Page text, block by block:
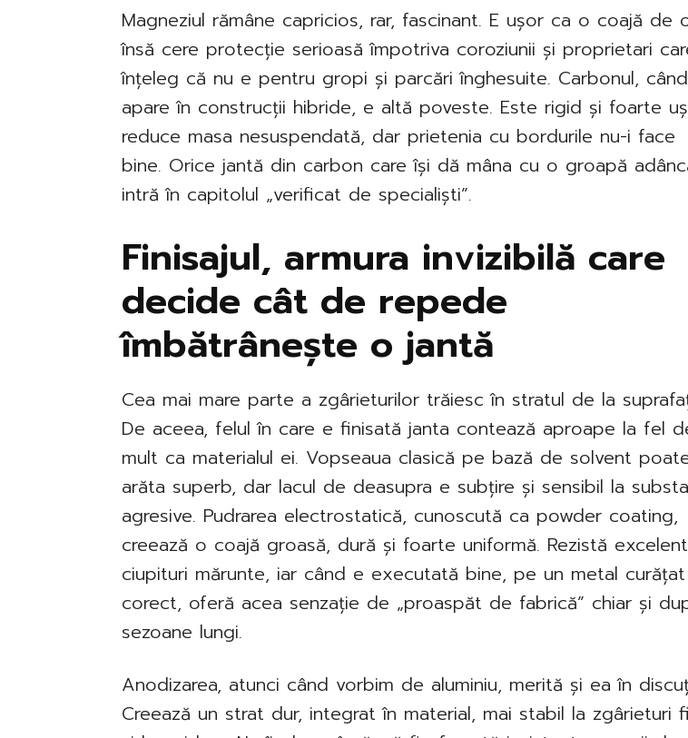
Magneziul rămâne capricios, rar, fascinant. E ușor ca o coajă de
însă cere protecție serioasă împotriva coroziunii și proprietari
înțeleg că nu e pentru gropi și parcări înghesuite. Carbonul, când
apare în construcții hibride, e altă poveste. Este rigid și foarte
reduce masa nesuspendată, dar prietenia cu bordurile nu-i face
bine. Orice jantă din carbon care își dă mâna cu o groapă
intră în capitolul „verificat de specialiști”.
Finisajul, armura invizibilă care
decide cât de repede
îmbătrânește o jantă
Cea mai mare parte a zgârieturilor trăiesc în stratul de la
De aceea, felul în care e finisată janta contează aproape la fel
mult ca materialul ei. Vopseaua clasică pe bază de solvent
arăta superb, dar lacul de deasupra e subțire și sensibil la
agresive. Pudrarea electrostatică, cunoscută ca powder coating,
creează o coajă groasă, dură și foarte uniformă. Rezistă
ciupituri mărunte, iar când e executată bine, pe un metal curățat
corect, oferă acea senzație de „proaspăt de fabrică” chiar și
sezoane lungi.
Anodizarea, atunci când vorbim de aluminiu, merită și ea în
Creează un strat dur, integrat în material, mai stabil la zgârieturi